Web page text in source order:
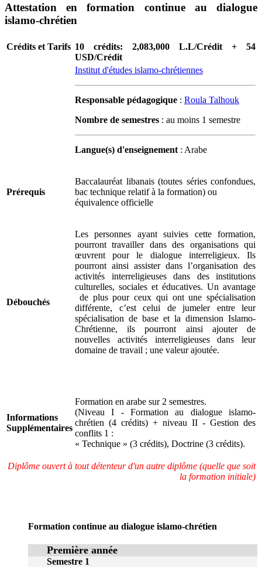
Attestation en formation continue au dialogue
islamo-chrétien
Crédits et Tarifs 10 crédits: 2,083,000 L.L/Crédit + 54
USD/Crédit
Institut d'études islamo-chrétiennes
Responsable pédagogique : Roula Talhouk
Nombre de semestres : au moins 1 semestre
Langue(s) d'enseignement: Arabe
Prérequis
Baccalauréat libanais (toutes séries confondues,
bac technique relatif à la formation) ou
équivalence officielle
Débouchés
Les personnes ayant suivies cette formation,
pourront travailler dans des organisations qui
œuvrent pour le dialogue interreligieux. Ils
pourront ainsi assister dans l’organisation des
activités interreligieuses dans des institutions
culturelles, sociales et éducatives. Un avantage
de plus pour ceux qui ont une spécialisation
différente, c’est celui de jumeler entre leur
spécialisation de base et la dimension Islamo-
Chrétienne, ils pourront ainsi ajouter de
nouvelles activités interreligieuses dans leur
domaine de travail ; une valeur ajoutée.
Informations
Supplémentaires
Formation en arabe sur 2 semestres.
(Niveau I - Formation au dialogue islamo-
chrétien (4 crédits) + niveau II - Gestion des
conflits 1 :
« Technique » (3 crédits), Doctrine (3 crédits).
Diplôme ouvert à tout détenteur d'un autre diplôme (quelle que soit
la formation initiale)
Formation continue au dialogue islamo-chrétien
Première année
Semestre 1